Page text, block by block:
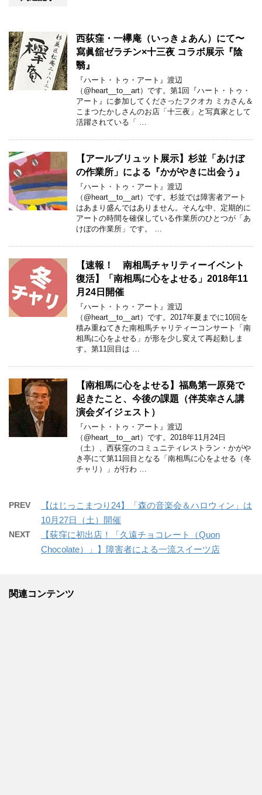
西荻窪・一欅庵（いっきょあん）にて〜
寫眞舘ゼラチン×十三夜 コラボ展示『陰
翳』
『ハート・トゥ・アート』渡辺
（@heart__to__art）です。第1回『ハート・トゥ・
アート』に参加してくださったフクオカ ミカさん＆
こまつたかしさんのお店「十三夜」と写真家として
活躍されている「 …
【アールブリュット展示】杉並「あけぼ
の作業所」による『かがやきに出会う』
『ハート・トゥ・アート』渡辺
（@heart__to__art）です。杉並では障害者アート
はあまり盛んではありません。そんな中、定期的に
アートの時間を確保している作業所のひとつが「あ
けぼの作業所」です。 …
【速報！ 南相馬チャリティーイベント
復活】「南相馬に心をよせる」2018年11
月24日開催
『ハート・トゥ・アート』渡辺
（@heart__to__art）です。2017年夏までに10回を
積み重ねてきた南相馬チャリティーコンサート「南
相馬に心をよせる」が形を少し変えて再起動しま
す。第11回目は …
【南相馬に心をよせる】福島第一原発で
起きたこと、今後の課題（伴英幸さん講
演会ダイジェスト）
『ハート・トゥ・アート』渡辺
（@heart__to__art）です。2018年11月24日
（土）、西荻窪のコミュニティレストラン・かがや
き亭にて第11回目となる「南相馬に心をよせる（冬
チャリ）」が行わ …
PREV
【はじっこまつり24】「森の音楽会＆ハロウィン」は
10月27日（土）開催
NEXT
【荻窪に初出店！「久遠チョコレート（Quon
Chocolate）」】障害者による一流スイーツ店
関連コンテンツ